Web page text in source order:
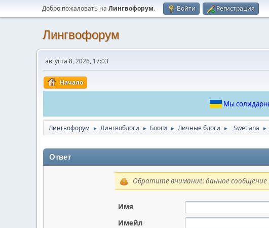
Добро пожаловать на Лингвофорум. Войти Регистрация
Лингвофорум
августа 8, 2026, 17:03
Начало
Мы
Лингвофорум ► Лингвоблоги ► Блоги ► Личные блоги ► _Swetlana ►
Ответ
Обратите внимание: данное
Имя
Имейл